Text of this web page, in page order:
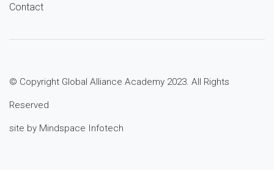
Contact
© Copyright Global Alliance Academy 2023. All Rights
Reserved
site by Mindspace Infotech